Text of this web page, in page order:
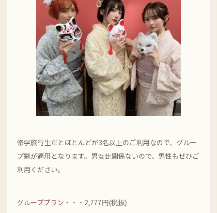
修学旅行生だとほとんどが3名以上のご利用なので、グルー
プ割が適用となります。男女比関係ないので、男性もぜひご
利用ください。
グループプラン ・・・2,777円(税抜)